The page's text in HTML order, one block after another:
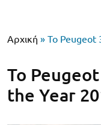
Αρχική » Το Peugeot
Το Peugeot
the Year